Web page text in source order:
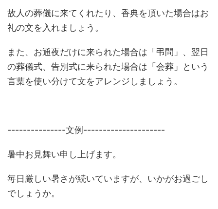
故人の葬儀に来てくれたり、香典を頂いた場合はお
礼の文を入れましょう。
また、お通夜だけに来られた場合は「弔問」、翌日
の葬儀式、告別式に来られた場合は「会葬」という
言葉を使い分けて文をアレンジしましょう。
---------------文例---------------------
暑中お見舞い申し上げます。
毎日厳しい暑さが続いていますが、いかがお過ごし
でしょうか。